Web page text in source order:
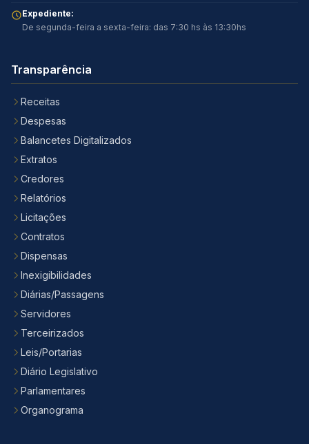
Expediente:
De segunda-feira a sexta-feira: das 7:30 hs às 13:30hs
Transparência
Receitas
Despesas
Balancetes Digitalizados
Extratos
Credores
Relatórios
Licitações
Contratos
Dispensas
Inexigibilidades
Diárias/Passagens
Servidores
Terceirizados
Leis/Portarias
Diário Legislativo
Parlamentares
Organograma